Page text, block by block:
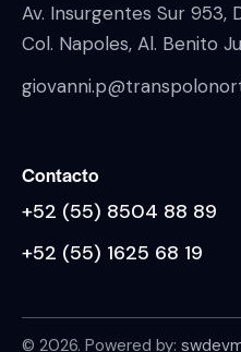
Av. Insurgentes Sur 953,
Col. Napoles, Al. Benito
Contacto
+52 (55) 8504 88 89
+52 (55) 1625 68 19
© 2026. Powered by: